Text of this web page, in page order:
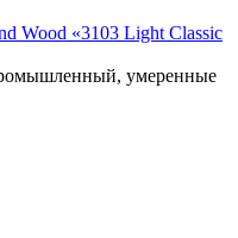
Wood «3103 Light Classic
умеренные